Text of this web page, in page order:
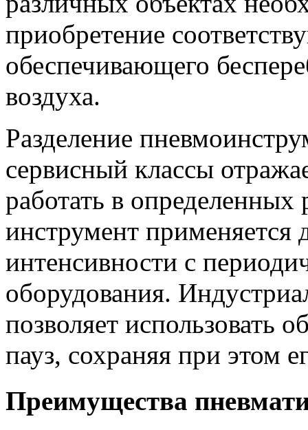
приобретение
обеспечивающего
воздуха.
Разделение
сервисный классы
работать в
инструмент применяется
интенсивности с
оборудования.
позволяет использовать
пауз, сохраняя при этом
Преимущества